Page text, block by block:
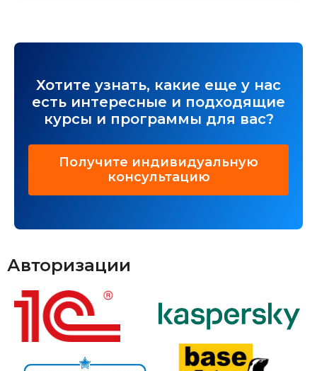
Хотите узнать, какие еще у нас
есть интересные и подходящие
курсы и программы для вас?
Получите индивидуальную
консультацию
Авторизации